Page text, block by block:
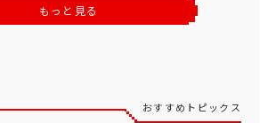
もっと見る
おすすめトピックス